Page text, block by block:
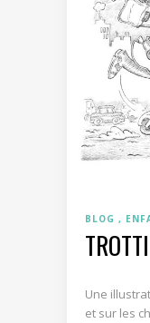
BLOG
Une
et sur les